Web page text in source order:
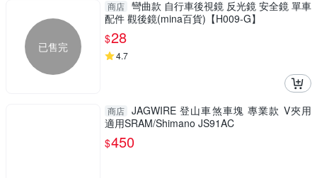
已售完
商店 彎曲款 自行車後視鏡 反光鏡 安全鏡 單車
配件 觀後鏡(mina百貨)【H009-G】
$28
4.7
商店 JAGWIRE 登山車煞車塊 專業款 V夾用
適用SRAM/Shimano JS91AC
$450